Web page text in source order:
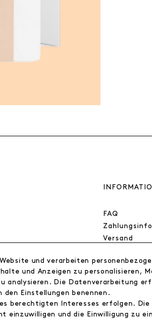
FAQ
Versand
Impressum
und verarbeiten
und Anzeigen zu personalisieren,
analysieren. Die Datenverarbeitung
Einstellungen benennen.
berechtigten Interesses erfolgen. Die
und die Einwilligung zu